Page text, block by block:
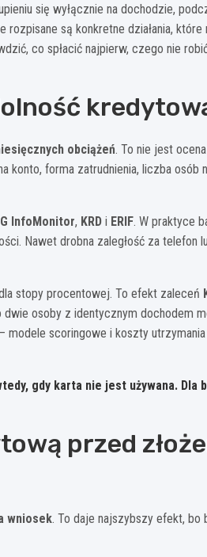
się wyłącznie na dochodzie,
rozpisane są konkretne działania, które
co spłacić najpierw, czego nie
obciążeń. To nie jest ocena
konto, forma zatrudnienia, liczba osób
InfoMonitor, KRD i ERIF. W praktyce
Nawet drobna zaległość za telefon
stopy procentowej. To efekt zaleceń
osoby z identycznym dochodem
modele scoringowe i koszty
gdy karta nie jest używana. Dla
przed
wniosek. To daje najszybszy efekt, bo